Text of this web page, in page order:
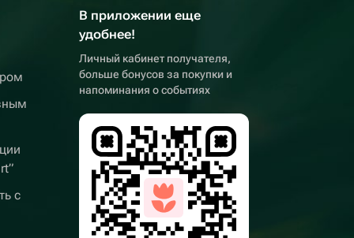
с
В приложении еще
удобнее!
Личный кабинет получателя,
больше бонусов за покупки и
напоминания о событиях